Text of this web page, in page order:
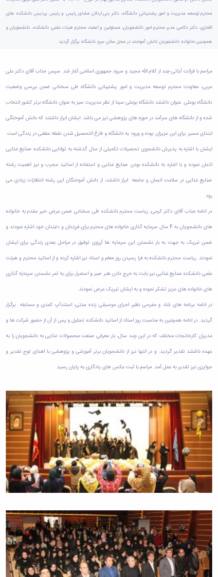
توسعه
مدیریت
پشتیبانی
معاونت
تحصیلات
تکمیلی
دانشجویی
معاونت
و
فناوری
معاونت
فرهنگی
و
اجتماعی
نمایندگی
مقام
معظم
رهبری
تماس
با
روابط
عمومی
دانشکده‌ها
شماره
تلفن‌ها
تحصیل
در
دانشگاه
رشته‌های
تحصیلات
تکمیلی
آزاد
برنامه‌های
آموزشی
آموزش
فارسی
به
آموزش‌های
الکترونیکی
آموزش
سایر
تقویم
آموزشی
نظامنامه
اخلاق
آموزش
دانش‌آموختگان
گیاهی
پژوهشکده
آب
مرکز
بوعلی
آزمایشگاه
های
تحقیقاتی
آزمایشگاه
مرکزی
آزمایشگاه
تنش
پسماند
آزمایشگاه
مقاومت
مواد
باستان
شناسی
هوش
ربات
بینایی
آزمایشگاه
پژوهش
کتابخانه
مرکزی
و
مرکز
اسناد
نامه
و
رساله
علم
سنجی
همایش‌ها
انتشارات
دانشگاه
نشر
کتب
مجلات
فصلنامه
معاونت
پژوهش
و
فناوری
علوم
علوم
اقتصادی
علوم
ورزشی
دانشکده
های
فنی
و
کبودرآهنگ
فنی
منابع
مدیریت
حسابداری
رزن
بهار
مجتمع
آموزش
عالی
نهاوند
(ویژه
دختران)
و
سبک
زندگی
و
خوابگاه‌های
دانشجویی
سرویس
ورزش و
سرگرمی
اداره
تربیت
بدنی
و
استخر
چمن
سالن‌های
تفریحی-
سیاحتی
دانشگاه
موزه
تاریخ
طبیعی
تشکل‌های
دانشجویان
نشریات
فرهنگی
فعالیت‌های
داوطلبانه
سمن‌های
مرتبط
بنیاد
خیرین
دانشگاه
بوعلی
مؤسسه
مردمی
دانشگاه
ارتباط
با ما
بین
الآن)
Now
محترم توسعه مدیریت و امور پشتیبانی دانشگاه، دکتر بنی اردلان مشاور رئیس و رئیس پردیس دانشکده های
اقماری، دکتر دکامی مدیر محترم امور دانشجویان، مسئولین و اعضاء محترم هیات علمی دانشکده، دانشجویان و
همچنین خانواده دانشجویان دانش آموخته در محل سالن سرو دانشگاه برگزار گردید
مراسم با قرائت آیاتی چند از کلام الله مجید و سرود جمهوری اسلامی آغاز شد. سپس جناب آقای دکتر علی
عربی، معاونت محترم توسعه مدیریت و امور پشتیبانی دانشگاه طی سخنانی ضمن بررسی وضعیت
دانشگاه بوعلی عنوان داشتند دانشگاه بوعلی سینا از نظر مدیریت سبز به عنوان دانشگاه برتر کشور انتخاب
شده و از دانشگاه های سرآمد در حوزه های پژوهشی نیز می باشد. ایشان ابراز داشتند که دانش آموختگی
ابتدای مسیر برای این عزیزان بوده و ورود به دانشگاه و فارغ التحصیل شدن نقطه عطفی در زندگی است.
ایشان با اشاره به پذیرش دانشجوی تحصیلات تکمیلی از سال گذشته به توانایی دانشکده صنایع غذایی
اذعان نموده و با اشاره به دانشکده بودن صنایع غذایی و استفاده از اساتید مجرب و نیز اهمیت رشته
صنایع غذایی در سلامت انسان و جامعه ابراز داشتند، از دانش آموختگان این رشته انتظارات زیادی می
رود.
در ادامه جناب آقای دکتر کرمی، ریاست محترم دانشکده طی سخنانی ضمن عرض خیر مقدم به خانواده
های دانشجویان به 4 سال سرمایه گذاری خانواده های محترم برای فرزندان و دلبندان خود اشاره نمودند و
ضمن تبریک به جهت به بار نشستن این سرمایه ها آرزوی توفیق در مراحل بعدی زندگی برای ایشان
نمودند. ریاست محترم دانشکده به فرا رسیدن روز معلم و استاد نیز اشاره کرده و از اساتید محترم و هیئت
علمی دانشکده صنایع غذایی نیز بابت به خرج دادن هنر صبر و استمرار برای به ثمر نشستن سرمایه گذاری
های خانواده های عزیز تشکر نموده و به ایشان تبریک عرض نمودند.
در ادامه برنامه های شاد و مفرحی نظیر اجرای موسیقی زنده سنتی، استندآپ کمدی و مسابقه برگزار
گردید. در ادامه همچنین به مناسبت روز استاد از اساتید دانشکده تجلیل و پس از آن از حضور شرکت ها و
مدیران کارخانجات مختلف که در این چند سال، بار معرفی صنعت محصولات غذایی به دانشجویان را به
عهده داشتند تقدیر گردید. و در انتها نیز از دانشجویان برتر آموزشی و پژوهشی با اهدای لوح تقدیر و
جوایزی نیز تقدیر به عمل آمد. مراسم با ثبت عکس های یادگاری به پایان رسید.